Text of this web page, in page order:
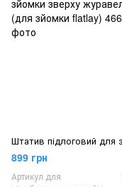
899 грн
Артикул для